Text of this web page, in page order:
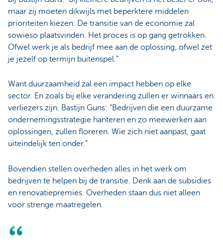
maar zij moeten dikwijls met beperktere middelen
prioriteiten kiezen. De transitie van de economie zal
sowieso plaatsvinden. Het proces is op gang getrokken.
Ofwel werk je als bedrijf mee aan de oplossing, ofwel zet
je jezelf op termijn buitenspel.”
Want duurzaamheid zal een impact hebben op elke
sector. En zoals bij elke verandering zullen er winnaars en
verliezers zijn. Bastijn Guns: “Bedrijven die een duurzame
ondernemingsstrategie hanteren en zo meewerken aan
oplossingen, zullen floreren. Wie zich niet aanpast, gaat
uiteindelijk ten onder.”
Bovendien stellen overheden alles in het werk om
bedrijven te helpen bij de transitie. Denk aan de subsidies
en renovatiepremies. Overheden staan dus niet alleen
voor strenge maatregelen.